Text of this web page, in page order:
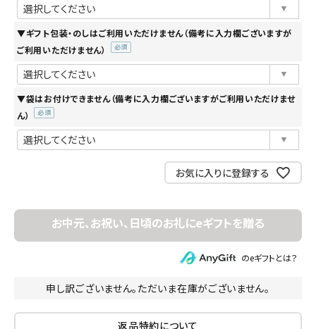
▼ギフト包装・のしはご利用いただけません（備考に入力欄ございますが
ご利用いただけません）
▼袋はお付けできません（備考に入力欄ございますがご利用いただけませ
ん）
須)
お気に入りに登録する
のeギフトとは？
申し訳ございません。ただいま在庫がございません。
返品特約について